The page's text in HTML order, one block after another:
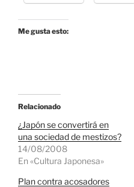
Me gusta esto:
Relacionado
¿Japón se convertirá en
una sociedad de mestizos?
14/08/2008
En «Cultura Japonesa»
Plan contra acosadores